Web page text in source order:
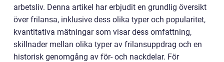
arbetsliv. Denna artikel har erbjudit en grundlig översikt
över frilansa, inklusive dess olika typer och popularitet,
kvantitativa mätningar som visar dess omfattning,
skillnader mellan olika typer av frilansuppdrag och en
historisk genomgång av för- och nackdelar. För